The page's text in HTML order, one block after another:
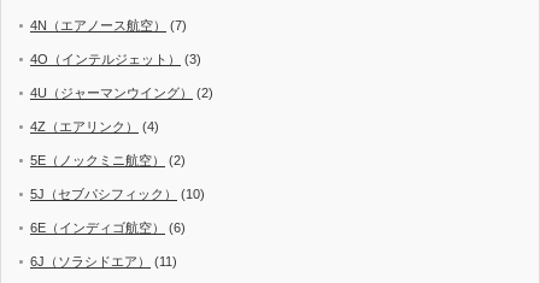
4N（エアノース航空） (7)
4O（インテルジェット） (3)
4U（ジャーマンウイング） (2)
4Z（エアリンク） (4)
5E（ノックミニ航空） (2)
5J（セブパシフィック） (10)
6E（インディゴ航空） (6)
6J（ソラシドエア） (11)